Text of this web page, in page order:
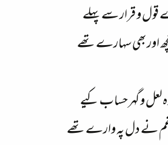
و قرار سے پہلے
اور بھی سہارے تھے
و گہر حساب کیے
نے دل پہ وارے تھے